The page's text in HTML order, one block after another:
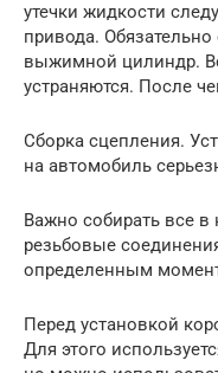
утечки жидкости
привода.
выжимной цилиндр.
устраняются. После
Сборка сцепления.
на автомобиль
Важно собирать все
резьбовые
определенным
Перед установкой
Для этого